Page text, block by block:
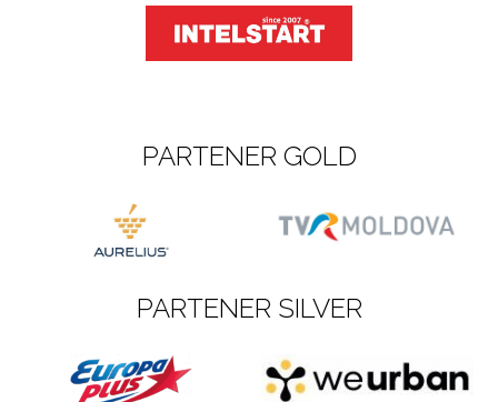
PARTENER GOLD
PARTENER SILVER